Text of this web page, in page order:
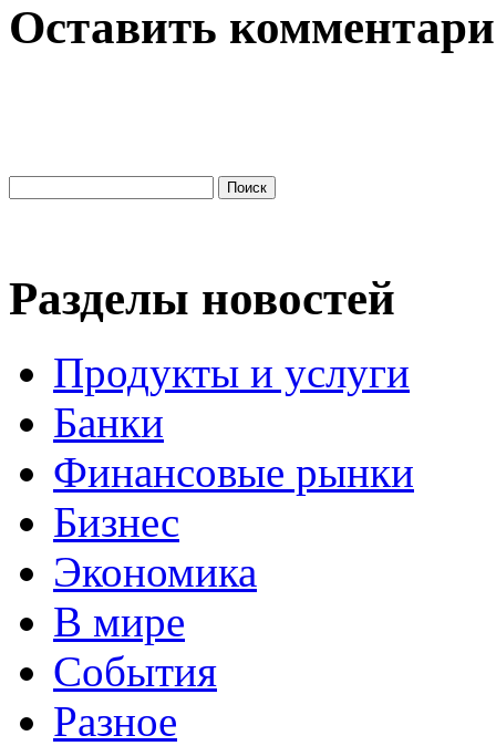
Оставить
Разделы новостей
Продукты и услуги
Банки
Финансовые рынки
Бизнес
Экономика
В мире
События
Разное